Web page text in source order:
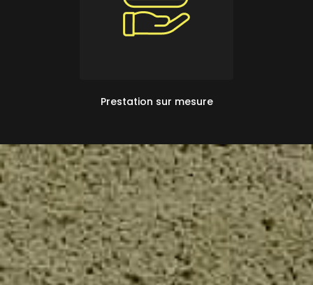
Prestation sur mesure